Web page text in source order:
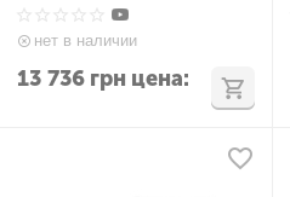
нет в наличии
13 736 грн цена: